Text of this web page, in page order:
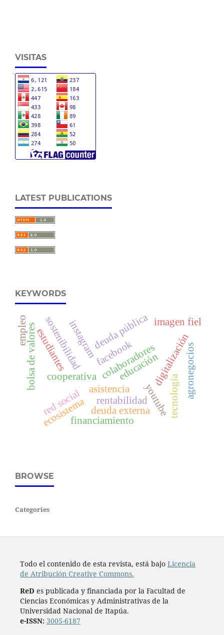
VISITAS
LATEST PUBLICATIONS
KEYWORDS
red social
cooperativa
facebook
instagram
youtube
rentabilidad
colaboradores
sostenibilidad educación
estudiantes digitalizaciónagronegocios
tecnología
bolsa de valores asistencia
deuda pública
deuda externa
imagen fiel
financiamiento
ecosistema
empleo
BROWSE
Categories
Todo el contenido de esta revista, está bajo Licencia
de Atribución Creative Commons.
ReD es publicada y financiada por la Facultad de
Ciencias Económicas y Administrativas de la
Universidad Nacional de Itapúa.
e-ISSN: 3005-6187